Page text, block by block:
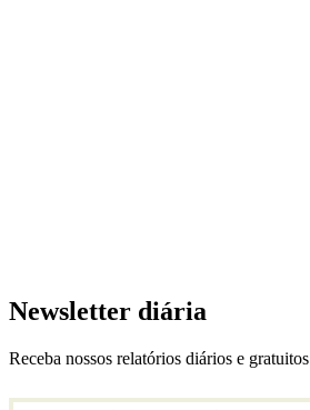
Newsletter diária
Receba nossos relatórios diários e gratuitos